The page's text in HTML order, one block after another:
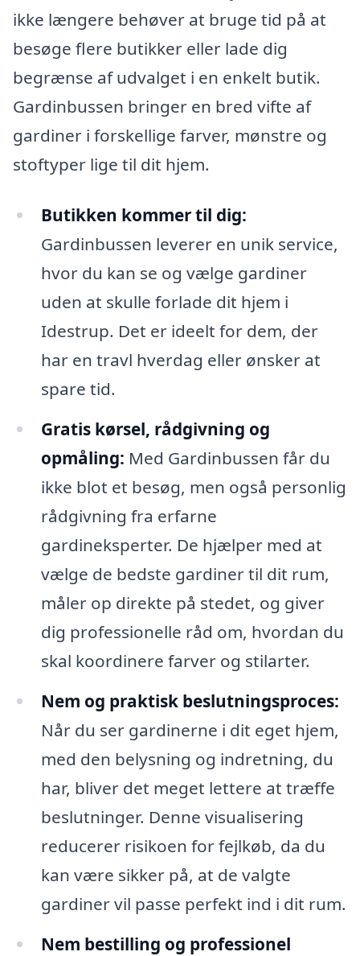
ikke længere behøver at bruge tid på at
besøge flere butikker eller lade dig
begrænse af udvalget i en enkelt butik.
Gardinbussen bringer en bred vifte af
gardiner i forskellige farver, mønstre og
stoftyper lige til dit hjem.
Butikken kommer til dig:
Gardinbussen leverer en unik service,
hvor du kan se og vælge gardiner
uden at skulle forlade dit hjem i
Idestrup. Det er ideelt for dem, der
har en travl hverdag eller ønsker at
spare tid.
Gratis kørsel, rådgivning og
opmåling: Med Gardinbussen får du
ikke blot et besøg, men også personlig
rådgivning fra erfarne
gardineksperter. De hjælper med at
vælge de bedste gardiner til dit rum,
måler op direkte på stedet, og giver
dig professionelle råd om, hvordan du
skal koordinere farver og stilarter.
Nem og praktisk beslutningsproces:
Når du ser gardinerne i dit eget hjem,
med den belysning og indretning, du
har, bliver det meget lettere at træffe
beslutninger. Denne visualisering
reducerer risikoen for fejlkøb, da du
kan være sikker på, at de valgte
gardiner vil passe perfekt ind i dit rum.
Nem bestilling og professionel